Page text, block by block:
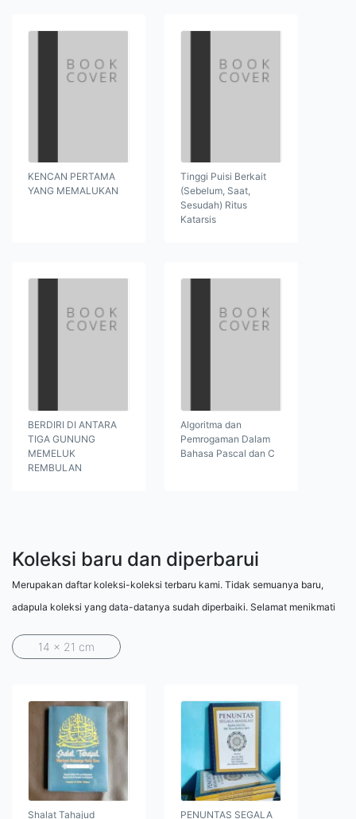
KENCAN PERTAMA
YANG MEMALUKAN
Tinggi Puisi Berkait
(Sebelum, Saat,
Sesudah) Ritus
Katarsis
BERDIRI DI ANTARA
TIGA GUNUNG
MEMELUK
REMBULAN
Algoritma dan
Pemrogaman Dalam
Bahasa Pascal dan C
Koleksi baru dan diperbarui
Merupakan daftar koleksi-koleksi terbaru kami. Tidak semuanya baru,
adapula koleksi yang data-datanya sudah diperbaiki. Selamat menikmati
14 x 21 cm
Shalat Tahajud PENUNTAS SEGALA